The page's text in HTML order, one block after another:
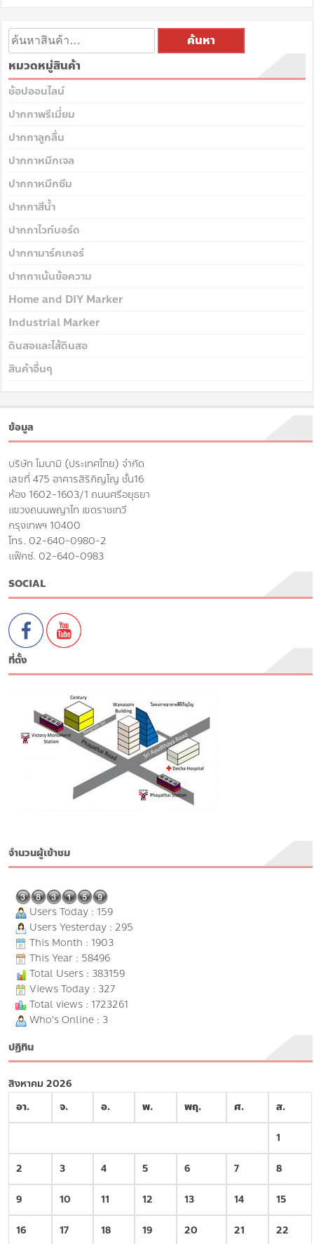
ค้นหา
หมวดหมู่สินค้า
ช้อปออนไลน์
ปากกาพรีเมี่ยม
ปากกาลูกลื่น
ปากกาหมึกเจล
ปากกาหมึกซึม
ปากกาสีน้ำ
ปากกาไวท์บอร์ด
ปากกามาร์คเกอร์
ปากกาเน้นข้อความ
Home and DIY Marker
Industrial Marker
ดินสอและไส้ดินสอ
สินค้าอื่นๆ
ข้อมูล
บริษัท โมนามิ (ประเทศไทย) จำกัด
เลขที่ 475 อาคารสิริภิญโญ ชั้น16
ห้อง 1602-1603/1 ถนนศรีอยุธยา
แขวงถนนพญาไท เขตราชเทวี
กรุงเทพฯ 10400
โทร. 02-640-0980-2
แฟ๊กซ์. 02-640-0983
SOCIAL
ที่ตั้ง
จำนวนผู้เข้าชม
Users Today : 159
Users Yesterday : 295
This Month : 1903
This Year : 58496
Total Users : 383159
Views Today : 327
Total views : 1723261
Who's Online : 3
ปฏิทิน
สิงหาคม 2026
อา.
จ. อ. พ. พฤ. ศ. ส.
1
2 3 4 5 6 7 8
9 10 11 12 13 14 15
16 17 18 19 20 21 22